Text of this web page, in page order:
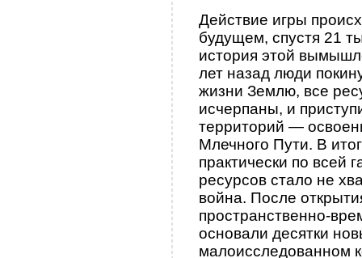
Действие игры
будущем, спустя 21
история этой
лет назад люди
жизни Землю, все
исчерпаны, и
территорий —
Млечного Пути. В
практически по всей
ресурсов стало не
война. После
пространственно-
основали десятки
малоисследованном